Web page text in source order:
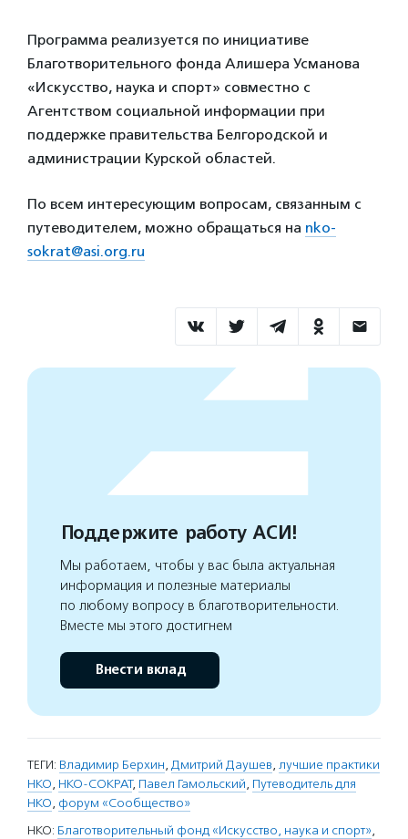
Программа реализуется по инициативе
Благотворительного фонда Алишера Усманова
«Искусство, наука и спорт» совместно с
Агентством социальной информации при
поддержке правительства Белгородской и
администрации Курской областей.
По всем интересующим вопросам, связанным с
путеводителем, можно обращаться на nko-
sokrat@asi.org.ru
Поддержите работу АСИ!
Мы работаем, чтобы у вас была актуальная
информация и полезные материалы
по любому вопросу в благотворительности.
Вместе мы этого достигнем
Внести вклад
ТЕГИ: Владимир Берхин, Дмитрий Даушев, лучшие практики
НКО, НКО-СОКРАТ, Павел Гамольский, Путеводитель для
НКО, форум «Сообщество»
НКО: Благотворительный фонд «Искусство, наука и спорт»,